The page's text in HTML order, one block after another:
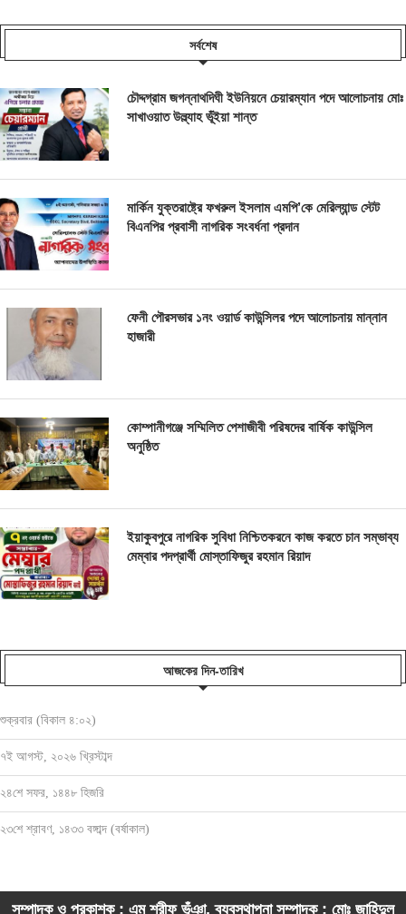
সর্বশেষ
চৌদ্দগ্রাম জগন্নাথদিঘী ইউনিয়নে চেয়ারম্যান পদে আলোচনায় মোঃ
সাখাওয়াত উল্ল্যাহ ভূঁইয়া শান্ত
মার্কিন যুক্তরাষ্ট্রে ফখরুল ইসলাম এমপি’কে মেরিল্যান্ড স্টেট
বিএনপির প্রবাসী নাগরিক সংবর্ধনা প্রদান
ফেনী পৌরসভার ১নং ওয়ার্ড কাউন্সিলর পদে আলোচনায় মান্নান
হাজারী
কোম্পানীগঞ্জে সম্মিলিত পেশাজীবী পরিষদের বার্ষিক কাউন্সিল
অনুষ্ঠিত
ইয়াকুবপুরে নাগরিক সুবিধা নিশ্চিতকরনে কাজ করতে চান সম্ভাব্য
মেম্বার পদপ্রার্থী মোস্তাফিজুর রহমান রিয়াদ
আজকের দিন-তারিখ
শুক্রবার (বিকাল ৪:০২)
৭ই আগস্ট, ২০২৬ খ্রিস্টাব্দ
২৪শে সফর, ১৪৪৮ হিজরি
২৩শে শ্রাবণ, ১৪৩৩ বঙ্গাব্দ (বর্ষাকাল)
সম্পাদক ও প্রকাশক : এম শরীফ ভূঁঞা, ব্যবস্থাপনা সম্পাদক : মোঃ জাহিদুল